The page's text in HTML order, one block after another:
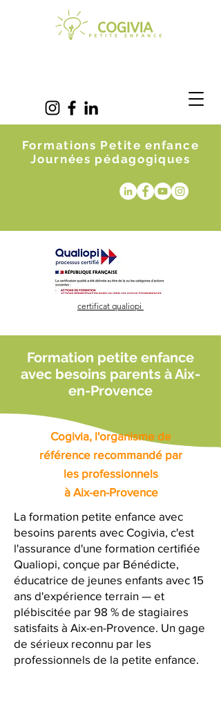
Formations Petite enfance
Journées pédagogiques
certificat qualiopi
Formation petite enfance
avec besoins parents à Aix-
en-Provence
Cogivia, l'organisme de
référence recommandé par
les professionnels
à Aix-en-Provence
La formation petite enfance avec
besoins parents avec Cogivia, c'est
l'assurance d'une formation certifiée
Qualiopi, conçue par Bénédicte,
éducatrice de jeunes enfants avec 15
ans d'expérience terrain — et
plébiscitée par 98 % de stagiaires
satisfaits à Aix-en-Provence. Un gage
de sérieux reconnu par les
professionnels de la petite enfance.